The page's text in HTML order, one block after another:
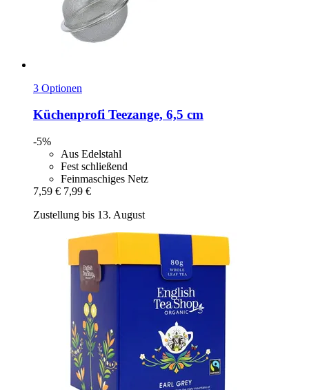
3 Optionen
Küchenprofi Teezange, 6,5 cm
-5%
Aus Edelstahl
Fest schließend
Feinmaschiges Netz
7,59 € 7,99 €
Zustellung bis 13. August